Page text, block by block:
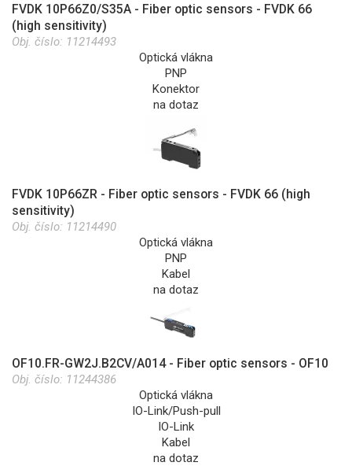
FVDK 10P66Z0/S35A - Fiber optic sensors - FVDK 66
(high sensitivity)
Obj. číslo: 11214493
Optická vlákna
PNP
Konektor
na dotaz
FVDK 10P66ZR - Fiber optic sensors - FVDK 66 (high
sensitivity)
Obj. číslo: 11214490
Optická vlákna
PNP
Kabel
na dotaz
OF10.FR-GW2J.B2CV/A014 - Fiber optic sensors - OF10
Obj. číslo: 11244386
Optická vlákna
IO-Link/Push-pull
IO-Link
Kabel
na dotaz